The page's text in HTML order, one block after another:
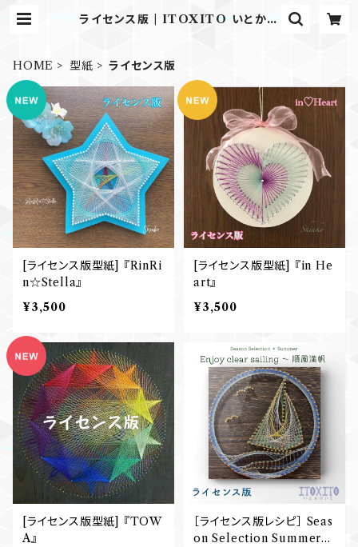
ライセンス版 | ITOXITO いとかけ
HOME 型紙 ライセンス版
[ライセンス版型紙] 『RinRi
n☆Stella』
¥3,500
[ライセンス版型紙] 『in He
art』
¥3,500
[ライセンス版型紙] 『TOW
A』
［ライセンス版レシピ］ Seas
on Selection Summer